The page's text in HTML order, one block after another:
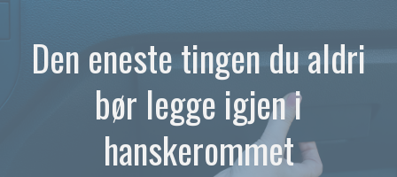
Den eneste tingen du aldri
bør legge igjen i
hanskerommet